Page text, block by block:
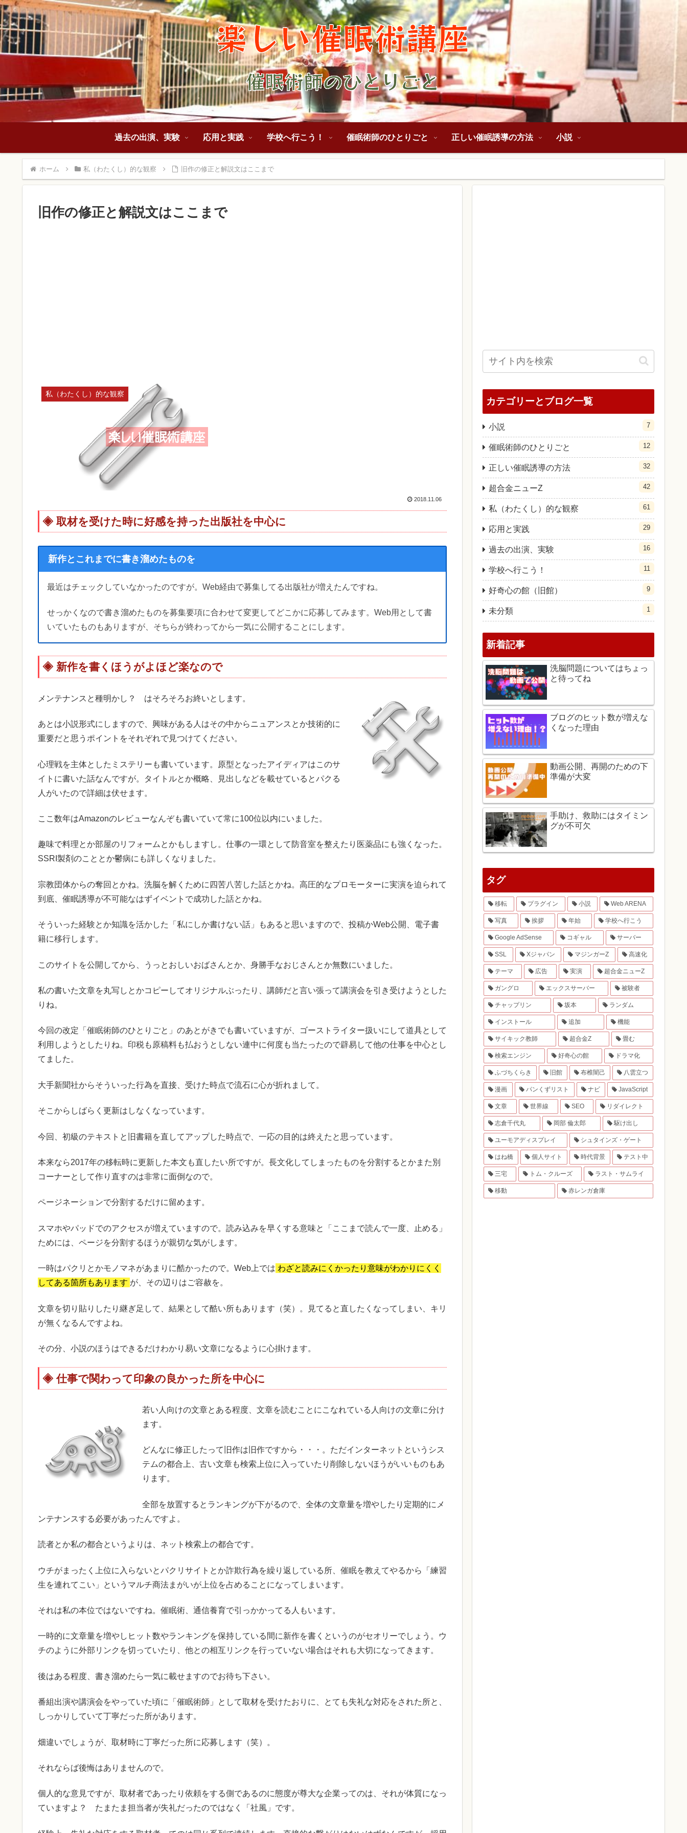
過去の出演、実験 応用と実践 学校へ行こう！ 催眠術師のひとりごと 正しい催眠誘導の方法 小説
ホーム 私（わたくし）的な観察 旧作の修正と解説文はここまで
旧作の修正と解説文はここまで
私（わたくし）的な観察
2018.11.06
取材を受けた時に好感を持った出版社を中心に
新作とこれまでに書き溜めたものを
最近はチェックしていなかったのですが。Web経由で募集してる出版社が増えたんですね。
せっかくなので書き溜めたものを募集要項に合わせて変更してどこかに応募してみます。Web用として書
いていたものもありますが、そちらが終わってから一気に公開することにします。
新作を書くほうがよほど楽なので
メンテナンスと種明かし？ はそろそろお終いとします。
あとは小説形式にしますので、興味がある人はその中からニュアンスとか技術的に
重要だと思うポイントをそれぞれで見つけてください。
心理戦を主体としたミステリーも書いています。原型となったアイディアはこのサ
イトに書いた話なんですが。タイトルとか概略、見出しなどを載せているとパクる
人がいたので詳細は伏せます。
ここ数年はAmazonのレビューなんぞも書いていて常に100位以内にいました。
趣味で料理とか部屋のリフォームとかもしますし。仕事の一環として防音室を整えたり医薬品にも強くなった。
SSRI製剤のこととか鬱病にも詳しくなりました。
宗教団体からの奪回とかね。洗脳を解くために四苦八苦した話とかね。高圧的なプロモーターに実演を迫られて
到底、催眠誘導が不可能なはずイベントで成功した話とかね。
そういった経験とか知識を活かした「私にしか書けない話」もあると思いますので、投稿かWeb公開、電子書
籍に移行します。
このサイトを公開してから、うっとおしいおばさんとか、身勝手なおじさんとか無数にいました。
私の書いた文章を丸写しとかコピーしてオリジナルぶったり、講師だと言い張って講演会を引き受けようとした
りね。
今回の改定「催眠術師のひとりごと」のあとがきでも書いていますが、ゴーストライター扱いにして道具として
利用しようとしたりね。印税も原稿料も払おうとしない連中に何度も当たったので辟易して他の仕事を中心とし
てました。
大手新聞社からそういった行為を直接、受けた時点で流石に心が折れまして。
そこからしばらく更新はしなくなっています。
今回、初級のテキストと旧書籍を直してアップした時点で、一応の目的は終えたと思っています。
本来なら2017年の移転時に更新した本文も直したい所ですが。長文化してしまったものを分割するとかまた別
コーナーとして作り直すのは非常に面倒なので。
ページネーションで分割するだけに留めます。
スマホやパッドでのアクセスが増えていますので。読み込みを早くする意味と「ここまで読んで一度、止める」
ためには、ページを分割するほうが親切な気がします。
一時はパクリとかモノマネがあまりに酷かったので。Web上では わざと読みにくかったり意味がわかりにくく
してある箇所もあります が、その辺りはご容赦を。
文章を切り貼りしたり継ぎ足して、結果として酷い所もあります（笑）。見てると直したくなってしまい、キリ
が無くなるんですよね。
その分、小説のほうはできるだけわかり易い文章になるように心掛けます。
仕事で関わって印象の良かった所を中心に
若い人向けの文章とある程度、文章を読むことにこなれている人向けの文章に分け
ます。
どんなに修正したって旧作は旧作ですから・・・。ただインターネットというシス
テムの都合上、古い文章も検索上位に入っていたり削除しないほうがいいものもあ
ります。
全部を放置するとランキングが下がるので、全体の文章量を増やしたり定期的にメ
ンテナンスする必要があったんですよ。
読者とか私の都合というよりは、ネット検索上の都合です。
ウチがまったく上位に入らないとパクリサイトとか詐欺行為を繰り返している所、催眠を教えてやるから「練習
生を連れてこい」というマルチ商法まがいが上位を占めることになってしまいます。
それは私の本位ではないですね。催眠術、通信養育で引っかかってる人もいます。
一時的に文章量を増やしヒット数やランキングを保持している間に新作を書くというのがセオリーでしょう。ウ
チのように外部リンクを切っていたり、他との相互リンクを行っていない場合はそれも大切になってきます。
後はある程度、書き溜めたら一気に載せますのでお待ち下さい。
番組出演や講演会をやっていた頃に「催眠術師」として取材を受けたおりに、とても失礼な対応をされた所と、
しっかりしていて丁寧だった所があります。
畑違いでしょうが、取材時に丁寧だった所に応募します（笑）。
それならば後悔はありませんので。
個人的な意見ですが、取材者であったり依頼をする側であるのに態度が尊大な企業ってのは、それが体質になっ
ていますよ？ たまたま担当者が失礼だったのではなく「社風」です。
カテゴリーとブログ一覧
小説 7
催眠術師のひとりごと 12
正しい催眠誘導の方法 32
超合金ニューZ 42
私（わたくし）的な観察 61
応用と実践 29
過去の出演、実験 16
学校へ行こう！ 11
好奇心の館（旧館） 9
未分類 1
新着記事
洗脳問題についてはちょっ
と待ってね
ブログのヒット数が増えな
くなった理由
動画公開、再開のための下
準備が大変
手助け、救助にはタイミン
グが不可欠
タグ
移転 プラグイン 小説 Web ARENA
写真 挨拶 年始 学校へ行こう
Google AdSense コギャル サーバー
SSL Xジャパン マジンガーZ 高速化
テーマ 広告 実演 超合金ニューZ
ガングロ エックスサーバー 被験者
チャップリン 坂本 ランダム
インストール 追加 機能
サイキック教師 超合金Z 畳む
検索エンジン 好奇心の館 ドラマ化
ふづちくらき 旧館 布椎闇己 八雲立つ
漫画 パンくずリスト ナビ JavaScript
文章 世界線 SEO リダイレクト
志倉千代丸 岡部 倫太郎 駆け出し
ユーモアディスプレイ シュタインズ・ゲート
はね橋 個人サイト 時代背景 テスト中
三宅 トム・クルーズ ラスト・サムライ
移動 赤レンガ倉庫